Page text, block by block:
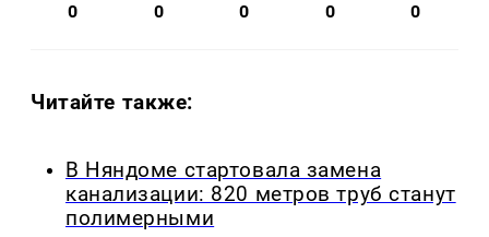
0 0 0 0 0
Читайте также:
В Няндоме стартовала замена
канализации: 820 метров труб станут
полимерными